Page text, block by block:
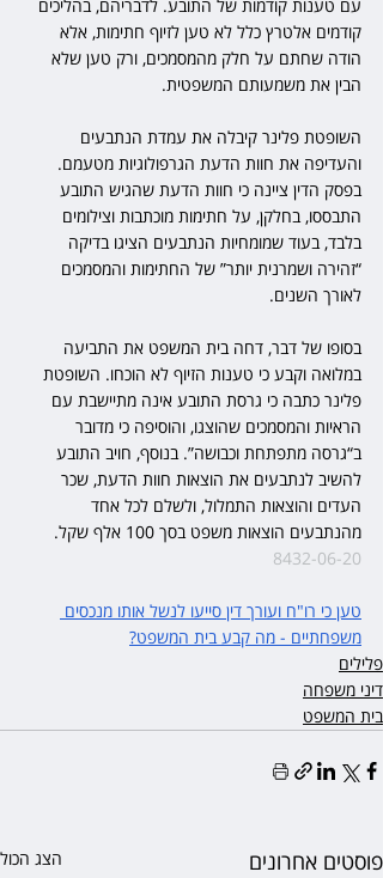
עם טענות קודמות של התובע. לדבריהם, בהליכים
קודמים אלטרץ כלל לא טען לזיוף חתימות, אלא
הודה שחתם על חלק מהמסמכים, ורק טען שלא
הבין את משמעותם המשפטית.
השופטת פלינר קיבלה את עמדת הנתבעים
והעדיפה את חוות הדעת הגרפולוגיות מטעמם.
בפסק הדין ציינה כי חוות הדעת שהגיש התובע
התבססו, בחלקן, על חתימות מוכתבות וצילומים
בלבד, בעוד שמומחיות הנתבעים הציגו בדיקה
“זהירה ושמרנית יותר” של החתימות והמסמכים
לאורך השנים.
בסופו של דבר, דחה בית המשפט את התביעה
במלואה וקבע כי טענות הזיוף לא הוכחו. השופטת
פלינר כתבה כי גרסת התובע אינה מתיישבת עם
הראיות והמסמכים שהוצגו, והוסיפה כי מדובר
ב“גרסה מתפתחת וכבושה”. בנוסף, חויב התובע
להשיב לנתבעים את הוצאות חוות הדעת, שכר
העדים והוצאות התמלול, ולשלם לכל אחד
מהנתבעים הוצאות משפט בסך 100 אלף שקל.
8432-06-20
טען כי רו"ח ועורך דין סייעו לנשל אותו מנכסים
משפחתיים - מה קבע בית המשפט?
פלילים
דיני משפחה
בית המשפט
פוסטים אחרונים הצג הכול